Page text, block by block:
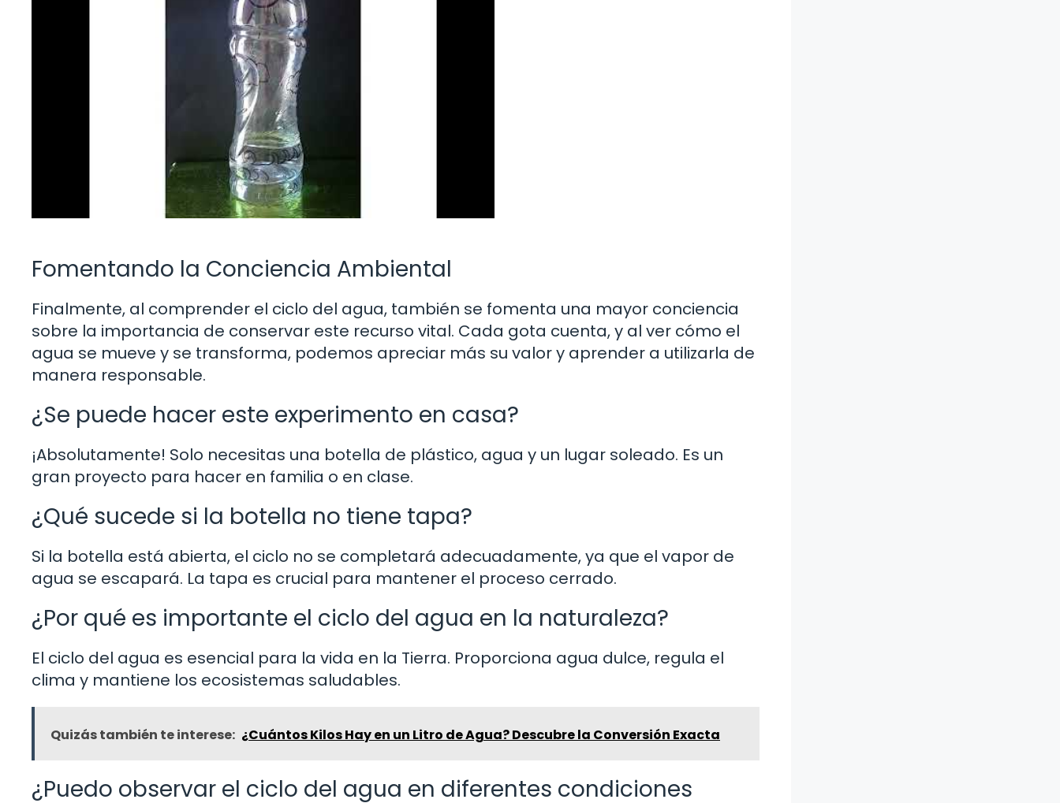
Fomentando la Conciencia Ambiental
Finalmente, al comprender el ciclo del agua, también se fomenta una mayor conciencia
sobre la importancia de conservar este recurso vital. Cada gota cuenta, y al ver cómo el
agua se mueve y se transforma, podemos apreciar más su valor y aprender a utilizarla de
manera responsable.
¿Se puede hacer este experimento en casa?
¡Absolutamente! Solo necesitas una botella de plástico, agua y un lugar soleado. Es un
gran proyecto para hacer en familia o en clase.
¿Qué sucede si la botella no tiene tapa?
Si la botella está abierta, el ciclo no se completará adecuadamente, ya que el vapor de
agua se escapará. La tapa es crucial para mantener el proceso cerrado.
¿Por qué es importante el ciclo del agua en la naturaleza?
El ciclo del agua es esencial para la vida en la Tierra. Proporciona agua dulce, regula el
clima y mantiene los ecosistemas saludables.
Quizás también te interese: ¿Cuántos Kilos Hay en un Litro de Agua? Descubre la Conversión Exacta
¿Puedo observar el ciclo del agua en diferentes condiciones